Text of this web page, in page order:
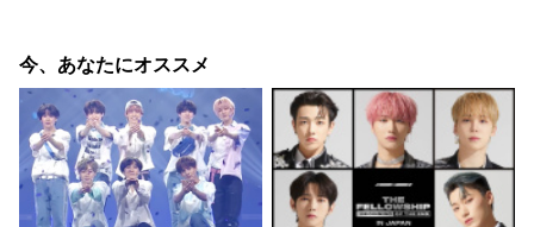
今、あなたにオススメ